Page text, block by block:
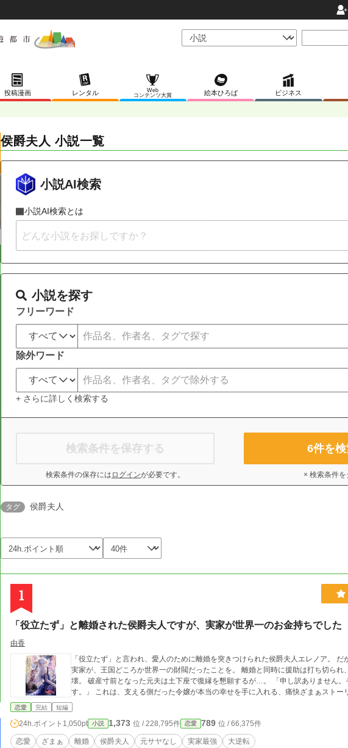
投稿漫画 レンタル
Web
コンテンツ大賞
絵本ひろば ビジネス
侯爵夫人 小説一覧
小説AI検索
小説AI検索とは
小説を探す
フリーワード
除外ワード
+ さらに詳しく検索する
検索条件を保存する
検索条件の保存には ログインが必要です。
6件を
× 検索条件
タグ 侯爵夫人
1
「役立たず」と離婚された侯爵夫人ですが、実家が世界一のお金持ちでした
由香
「役立たず」と言われ、愛人のために離婚を突きつけられた侯爵夫人エレノア。 だが、夫は知らなかった。 彼女の
実家が、王国どころか世界一の財閥だったことを。 離婚と同時に援助は打ち切られ、侯爵家はあっという間に崩
壊。 破産寸前となった元夫は土下座で復縁を懇願するが…。 「申し訳ありません。そのお願いは、お断りしま
す。」 これは、支える側だった令嬢が本当の幸せを手に入れる、痛快ざまぁストー
恋愛 完結 短編
24h.ポイント 1,050pt 小説 1,373 位 / 228,795件 恋愛 789 位 / 66,375件
恋愛 ざまぁ 離婚 侯爵夫人 元サヤなし 実家最強 大逆転